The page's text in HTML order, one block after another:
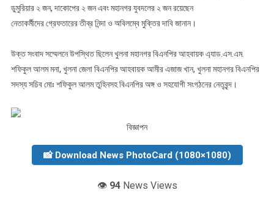
ডুমুরিয়ার ২ জন, দাকোপের ২ জন এবং মহানগর যুবদলের ২ জন রয়েছেন
নেতাকর্মীদের গ্রেফতারের তীব্র নিন্দা ও অবিলম্বে মুক্তির দাবি জানান।
উক্ত সংবাদ সম্মেলনে উপস্থিত ছিলেন খুলনা মহানগর বিএনপির আহবায়ক এ্যাড.এস.এম.
শফিকুল আলম মনা, খুলনা জেলা বিএনপির আহবায়ক আমীর এজাজ খান, খুলনা মহানগর বিএনপির
সদস্য সচিব মোঃ শফিকুল আলম তুহিনসহ বিএনপির অঙ্গ ও সহযোগী সংগঠনের নেতৃবৃন্দ।
বিজ্ঞাপন
📸 Download News PhotoCard (1080×1080)
👁️ 94News Views